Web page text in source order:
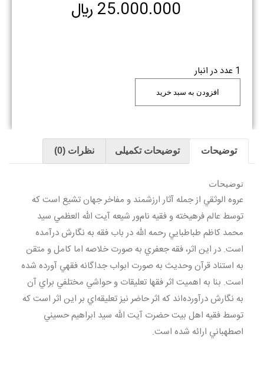
25.000.000 ﷼
1 عدد در انبار
افزودن به سبد خرید
توضیحات توضیحات تکمیلی نظرات (0)
توضیحات
عروه الوثقي از جمله آثار ارزشمند و مفاخر جهان تشيع است كه
توسط عالم فرهيخته و فقيه نام‌ور شيعه آيت الله العظمي سيد
محمد كاظم طباطبايي رحمه الله در باب فقه به نگارش درآمده
است. در اين اثر، فقه جعفري به صورت خلاصه اما كامل و متقن
به استناد قرآن وحديث به صورت ابواب جداگانه فقهي آورده شده
است. بنا به اهميت اثر فقها تعليقات و حواشي مختلفي براي آن
به نگارش درآورده‌اند كه اثر حاضر نيز تعليقه‌اي بر اين اثر است كه
توسط فقيه اهل بيت حضرت آيت الله سيد ابراهيم حسيني
اصطهباني ارائه شده است.